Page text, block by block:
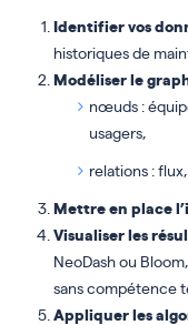
Identifier vos
historiques de
Modéliser le
nœuds :
usagers,
relations :
Mettre en place
Visualiser les
NeoDash ou
sans compétence
Appliquer les